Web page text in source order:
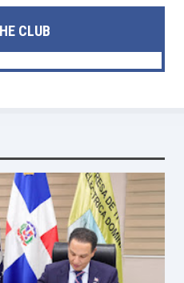
CLUB